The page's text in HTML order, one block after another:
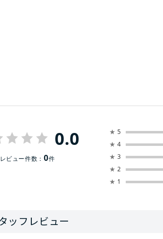
0.0
レビュー件数：0件
★ 5
★ 4
★ 3
★ 2
★ 1